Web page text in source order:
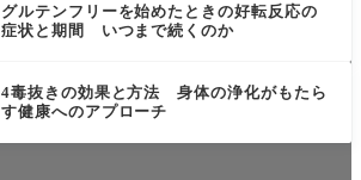
グルテンフリーを始めたときの好転反応の
症状と期間 いつまで続くのか
4毒抜きの効果と方法 身体の浄化がもたら
す健康へのアプローチ